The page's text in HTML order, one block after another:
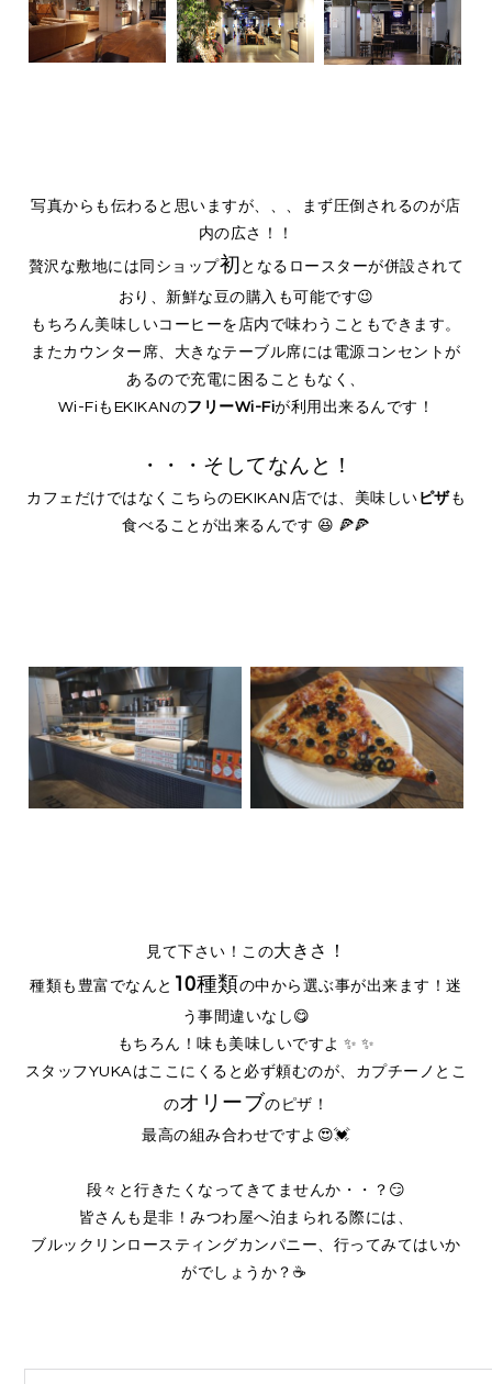
写真からも伝わると思いますが、、、まず圧倒されるのが店
内の広さ！！
贅沢な敷地には同ショップ初 となるロースターが併設されて
おり、新鮮な豆の購入も可能です😉
もちろん美味しいコーヒーを店内で味わうこともできます。
またカウンター席、大きなテーブル席には電源コンセントが
あるので充電に困ることもなく、
Wi-FiもEKIKANのフリーWi-Fiが利用出来るんです！
・・・そしてなんと！
カフェだけではなくこちらのEKIKAN店では、美味しい ピザも
食べることが出来るんです 😆 🍕🍕
見て下さい！この大きさ！
種類も豊富でなんと 10種類 の中から選ぶ事が出来ます ！迷
う事間違いなし😋
もちろん！味も美味しいですよ ✨ ✨
スタッフYUKAはここにくると必ず頼むのが、カプチーノとこ
のオリーブのピザ！
最高の組み合わせですよ😍💓
段々と行きたくなってきてませんか・・？😏
皆さんも是非！みつわ屋へ泊まられる際には、
ブルックリンロースティングカンパニー、行ってみてはいか
がでしょうか？☕️